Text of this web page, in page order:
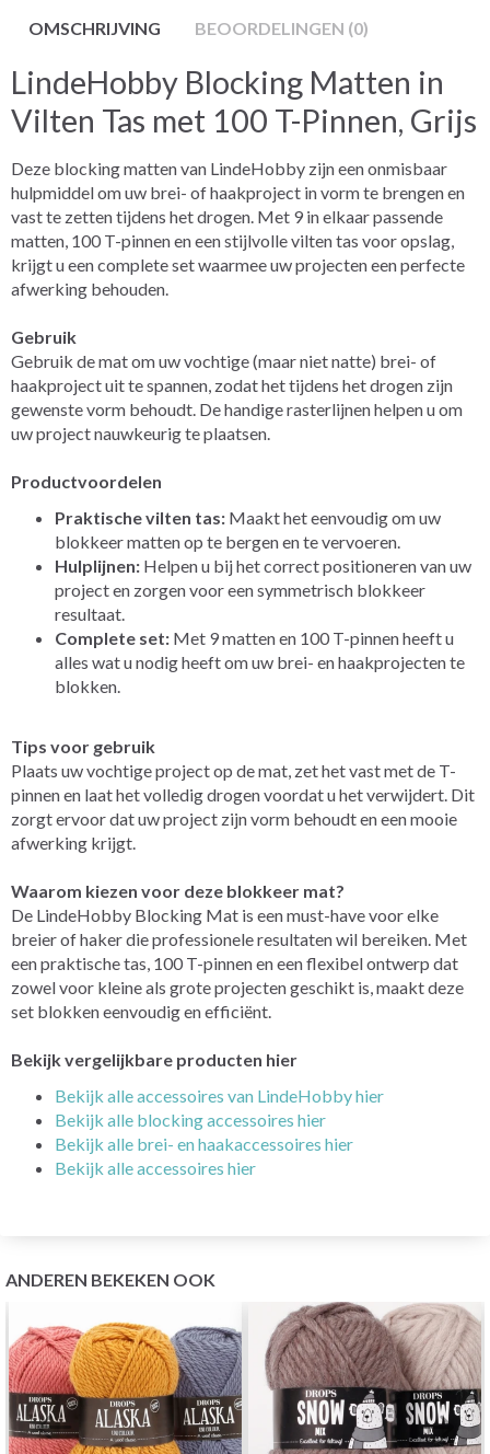
OMSCHRIJVING BEOORDELINGEN (0)
LindeHobby Blocking Matten in
Vilten Tas met 100 T-Pinnen, Grijs
Deze blocking matten van LindeHobby zijn een onmisbaar
hulpmiddel om uw brei- of haakproject in vorm te brengen en
vast te zetten tijdens het drogen. Met 9 in elkaar passende
matten, 100 T-pinnen en een stijlvolle vilten tas voor opslag,
krijgt u een complete set waarmee uw projecten een perfecte
afwerking behouden.
Gebruik
Gebruik de mat om uw vochtige (maar niet natte) brei- of
haakproject uit te spannen, zodat het tijdens het drogen zijn
gewenste vorm behoudt. De handige rasterlijnen helpen u om
uw project nauwkeurig te plaatsen.
Productvoordelen
Praktische vilten tas: Maakt het eenvoudig om uw
blokkeer matten op te bergen en te vervoeren.
Hulplijnen: Helpen u bij het correct positioneren van uw
project en zorgen voor een symmetrisch blokkeer
resultaat.
Complete set: Met 9 matten en 100 T-pinnen heeft u
alles wat u nodig heeft om uw brei- en haakprojecten te
blokken.
Tips voor gebruik
Plaats uw vochtige project op de mat, zet het vast met de T-
pinnen en laat het volledig drogen voordat u het verwijdert. Dit
zorgt ervoor dat uw project zijn vorm behoudt en een mooie
afwerking krijgt.
Waarom kiezen voor deze blokkeer mat?
De LindeHobby Blocking Mat is een must-have voor elke
breier of haker die professionele resultaten wil bereiken. Met
een praktische tas, 100 T-pinnen en een flexibel ontwerp dat
zowel voor kleine als grote projecten geschikt is, maakt deze
set blokken eenvoudig en efficiënt.
Bekijk vergelijkbare producten hier
Bekijk alle accessoires van LindeHobby hier
Bekijk alle blocking accessoires hier
Bekijk alle brei- en haakaccessoires hier
Bekijk alle accessoires hier
ANDEREN BEKEKEN OOK